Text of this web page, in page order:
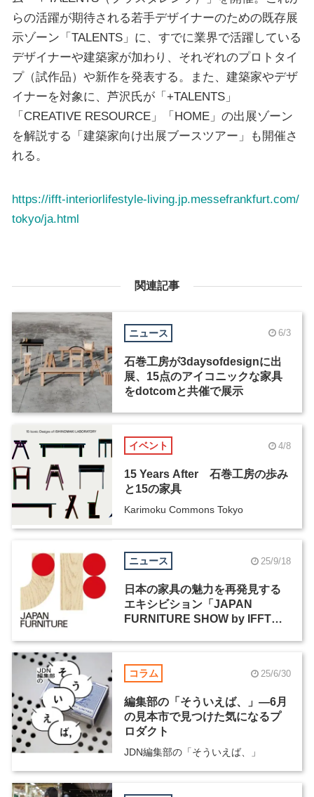
らの活躍が期待される若手デザイナーのための既存展
示ゾーン「TALENTS」に、すでに業界で活躍している
デザイナーや建築家が加わり、それぞれのプロトタイ
プ（試作品）や新作を発表する。また、建築家やデザ
イナーを対象に、芦沢氏が「+TALENTS」
「CREATIVE RESOURCE」「HOME」の出展ゾーン
を解説する「建築家向け出展ブースツアー」も開催さ
れる。
https://ifft-interiorlifestyle-living.jp.messefrankfurt.com/
tokyo/ja.html
関連記事
ニュース 6/3
石巻工房が3daysofdesignに出
展、15点のアイコニックな家具
をdotcomと共催で展示
イベント 4/8
15 Years After 石巻工房の歩み
と15の家具
Karimoku Commons Tokyo
ニュース 25/9/18
日本の家具の魅力を再発見する
エキシビション「JAPAN
FURNITURE SHOW by IFFT
コラム 25/6/30
編集部の「そういえば、」―6月
の見本市で見つけた気になるプ
ロダクト
JDN編集部の「そういえば、」